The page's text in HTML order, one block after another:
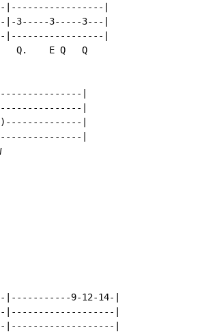
|
3-----3-----3---|
|-----------------|
Q.    E Q   Q
|
|
|
|
9-12-14-|
|-------------------|
|-------------------|